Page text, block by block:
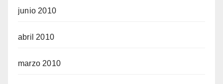
junio 2010
abril 2010
marzo 2010